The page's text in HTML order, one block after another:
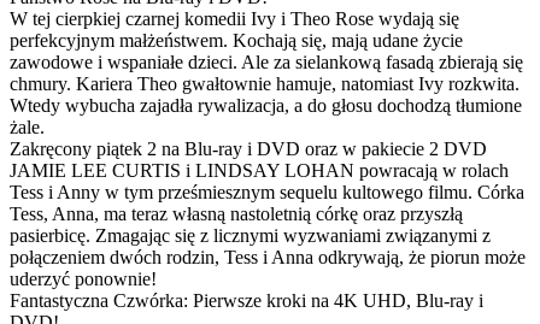
W tej cierpkiej czarnej komedii Ivy i Theo Rose wydają się
perfekcyjnym małżeństwem. Kochają się, mają udane życie
zawodowe i wspaniałe dzieci. Ale za sielankową fasadą zbierają się
chmury. Kariera Theo gwałtownie hamuje, natomiast Ivy rozkwita.
Wtedy wybucha zajadła rywalizacja, a do głosu dochodzą tłumione
żale.
Zakręcony piątek 2 na Blu-ray i DVD oraz w pakiecie 2 DVD
JAMIE LEE CURTIS i LINDSAY LOHAN powracają w rolach
Tess i Anny w tym prześmiesznym sequelu kultowego filmu. Córka
Tess, Anna, ma teraz własną nastoletnią córkę oraz przyszłą
pasierbicę. Zmagając się z licznymi wyzwaniami związanymi z
połączeniem dwóch rodzin, Tess i Anna odkrywają, że piorun może
uderzyć ponownie!
Fantastyczna Czwórka: Pierwsze kroki na 4K UHD, Blu-ray i